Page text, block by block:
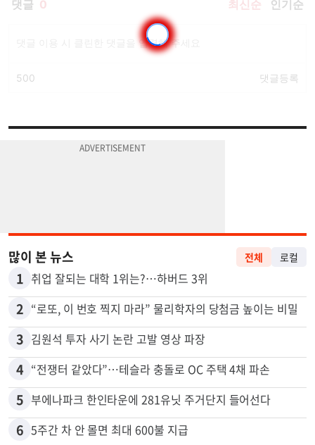
많이 본 뉴스 전체 로컬
1 취업 잘되는 대학 1위는?…하버드 3위
2 “로또, 이 번호 찍지 마라” 물리학자의 당첨금 높이는 비밀
3 김원석 투자 사기 논란 고발 영상 파장
4 “전쟁터 같았다”…테슬라 충돌로 OC 주택 4채 파손
5 부에나파크 한인타운에 281유닛 주거단지 들어선다
6 5주간 차 안 몰면 최대 600불 지급